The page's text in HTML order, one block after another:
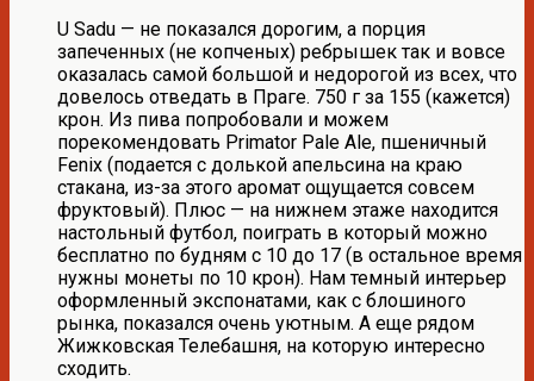
U Sadu — не показался дорогим, а порция
запеченных (не копченых) ребрышек так и вовсе
оказалась самой большой и недорогой из всех, что
довелось отведать в Праге. 750 г за 155 (кажется)
крон. Из пива попробовали и можем
порекомендовать Primator Pale Ale, пшеничный
Fenix (подается с долькой апельсина на краю
стакана, из-за этого аромат ощущается совсем
фруктовый). Плюс — на нижнем этаже находится
настольный футбол, поиграть в который можно
бесплатно по будням с 10 до 17 (в остальное время
нужны монеты по 10 крон). Нам темный интерьер
оформленный экспонатами, как с блошиного
рынка, показался очень уютным. А еще рядом
Жижковская Телебашня, на которую интересно
сходить.